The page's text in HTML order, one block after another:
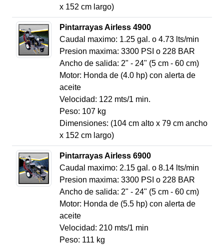
x 152 cm largo)
Pintarrayas Airless 4900
Caudal maximo: 1.25 gal. o 4.73 lts/min
Presion maxima: 3300 PSI o 228 BAR
Ancho de salida: 2" - 24" (5 cm - 60 cm)
Motor: Honda de (4.0 hp) con alerta de
aceite
Velocidad: 122 mts/1 min.
Peso: 107 kg
Dimensiones: (104 cm alto x 79 cm ancho
x 152 cm largo)
Pintarrayas Airless 6900
Caudal maximo: 2.15 gal. o 8.14 lts/min
Presion maxima: 3300 PSI o 228 BAR
Ancho de salida: 2" - 24" (5 cm - 60 cm)
Motor: Honda de (5.5 hp) con alerta de
aceite
Velocidad: 210 mts/1 min
Peso: 111 kg